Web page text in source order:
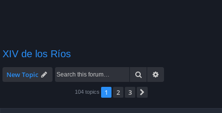
XIV de los Ríos
New Topic Search
104 topics 1 2 3